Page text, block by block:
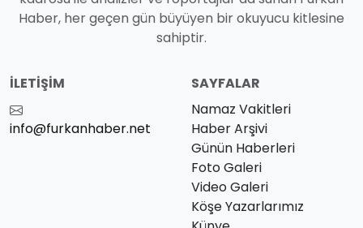
Haber, her geçen gün büyüyen bir okuyucu kitlesine
sahiptir.
İLETIŞIM
info@furkanhaber.net
SAYFALAR
Namaz Vakitleri
Haber Arşivi
Günün Haberleri
Foto Galeri
Video Galeri
Köşe Yazarlarımız